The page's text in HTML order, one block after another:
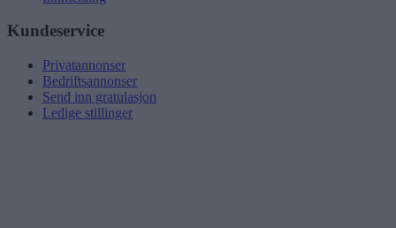
Kundeservice
Privatannonser
Bedriftsannonser
Send inn gratulasjon
Ledige stillinger